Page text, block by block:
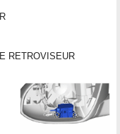
RETROVISEUR